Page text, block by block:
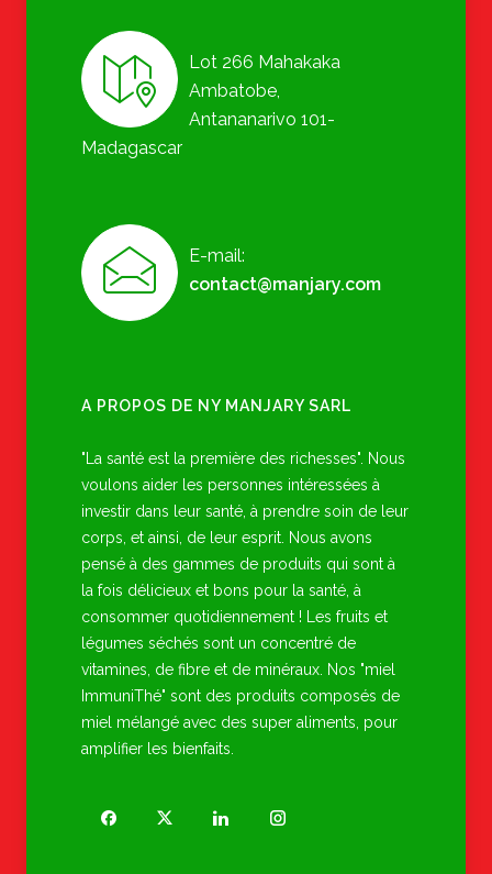
Lot 266 Mahakaka
Ambatobe,
Antananarivo 101-
Madagascar
E-mail:
contact@manjary.com
A PROPOS DE NY MANJARY SARL
"La santé est la première des richesses". Nous
voulons aider les personnes intéressées à
investir dans leur santé, à prendre soin de leur
corps, et ainsi, de leur esprit. Nous avons
pensé à des gammes de produits qui sont à
la fois délicieux et bons pour la santé, à
consommer quotidiennement ! Les fruits et
légumes séchés sont un concentré de
vitamines, de fibre et de minéraux. Nos "miel
ImmuniThé" sont des produits composés de
miel mélangé avec des super aliments, pour
amplifier les bienfaits.